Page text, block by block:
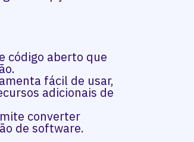
código aberto que
fácil de usar,
adicionais de
converter
de software.